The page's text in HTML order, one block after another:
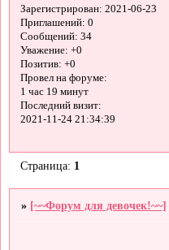
Зарегистрирован: 2021-06-23
Приглашений: 0
Сообщений: 34
Уважение: +0
Позитив: +0
Провел на форуме:
1 час 19 минут
Последний визит:
2021-11-24 21:34:39
Страница: 1
» [~~Форум для девочек!~~]